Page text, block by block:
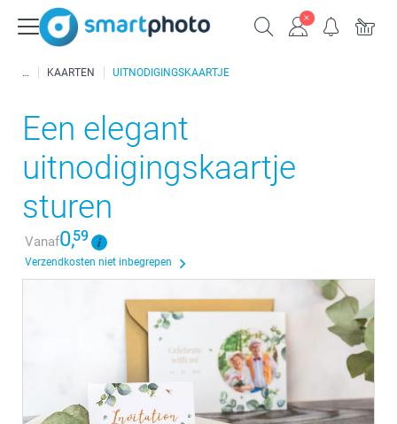
KAARTEN UITNODIGINGSKAARTJE
Een elegant
uitnodigingskaartje
sturen
Vanaf0,59
Verzendkosten niet inbegrepen